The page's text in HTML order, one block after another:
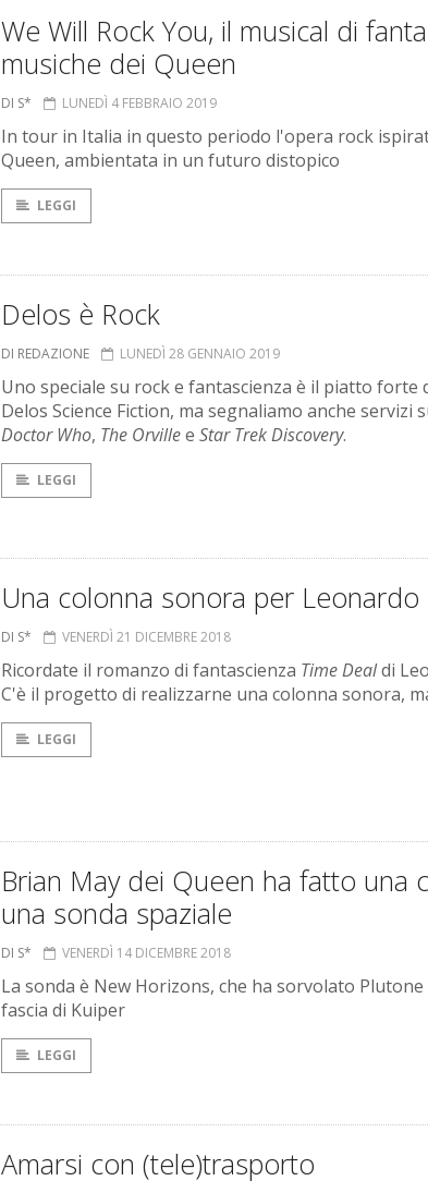
We Will Rock You, il musical di
musiche dei Queen
DI S* LUNEDÌ 4 FEBBRAIO 2019
In tour in Italia in questo periodo l'opera rock
Queen, ambientata in un futuro distopico
LEGGI
Delos è Rock
DI REDAZIONE LUNEDÌ 28 GENNAIO 2019
Uno speciale su rock e fantascienza è il piatto forte
Delos Science Fiction, ma segnaliamo anche servizi
Doctor Who, The Orvillee Star Trek Discovery.
LEGGI
Una colonna sonora per Leonardo
DI S* VENERDÌ 21 DICEMBRE 2018
Ricordate il romanzo di fantascienza Time Dealdi
C'è il progetto di realizzarne una colonna sonora,
LEGGI
Brian May dei Queen ha fatto una
una sonda spaziale
DI S* VENERDÌ 14 DICEMBRE 2018
La sonda è New Horizons, che ha sorvolato
fascia di Kuiper
LEGGI
Amarsi con (tele)trasporto